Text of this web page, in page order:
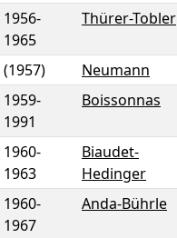
1956-
1965
Thürer-Tobler
(1957) Neumann
1959-
1991
Boissonnas
1960-
1963
Biaudet-
Hedinger
1960-
1967
Anda-Bührle